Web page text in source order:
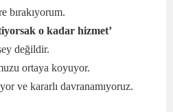
bırakıyorum.
o kadar hizmet’
değildir.
ortaya koyuyor.
ve kararlı davranamıyoruz.